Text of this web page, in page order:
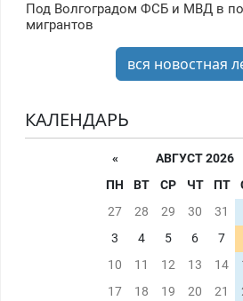
Под Волгоградом ФСБ и МВД в
мигрантов
вся новостная
КАЛЕНДАРЬ
«
АВГУСТ 2026
ПН
ВТ СР ЧТ ПТ
27
28 29 30 31
3
4 5 6 7
10
11 12 13 14
17
18 19 20 21